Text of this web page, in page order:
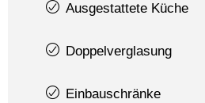
Ausgestattete Küche
Doppelverglasung
Einbauschränke